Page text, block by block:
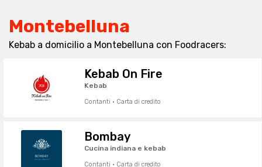
Montebelluna
Kebab a domicilio a Montebelluna con Foodracers:
Kebab On Fire
Kebab
Contanti · Carta di credito
Bombay
Cucina indiana e kebab
Contanti · Carta di credito